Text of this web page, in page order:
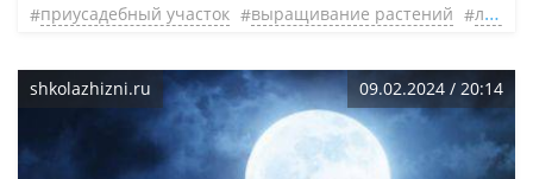
приусадебный участок выращивание растений лунные фазы
shkolazhizni.ru 09.02.2024 / 20:14